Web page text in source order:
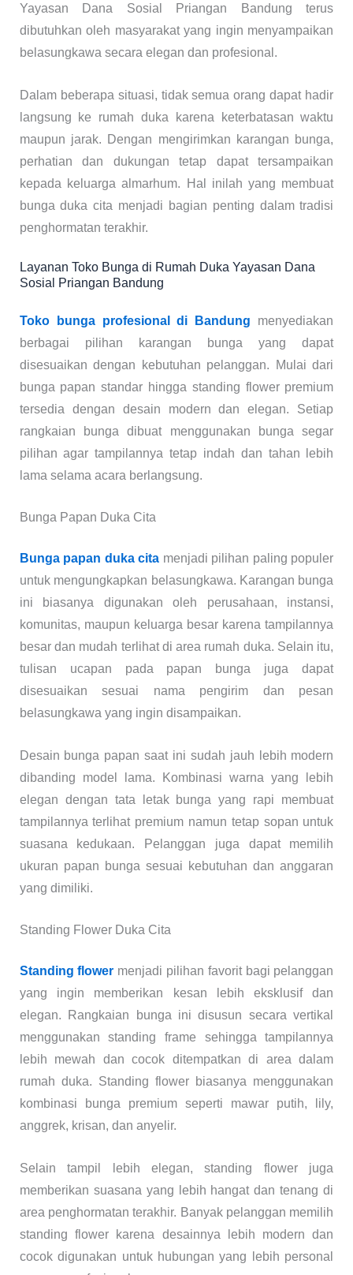
Yayasan Dana Sosial Priangan Bandung terus
dibutuhkan oleh masyarakat yang ingin menyampaikan
belasungkawa secara elegan dan profesional.
Dalam beberapa situasi, tidak semua orang dapat hadir
langsung ke rumah duka karena keterbatasan waktu
maupun jarak. Dengan mengirimkan karangan bunga,
perhatian dan dukungan tetap dapat tersampaikan
kepada keluarga almarhum. Hal inilah yang membuat
bunga duka cita menjadi bagian penting dalam tradisi
penghormatan terakhir.
Layanan Toko Bunga di Rumah Duka Yayasan Dana
Sosial Priangan Bandung
Toko bunga profesional di Bandung menyediakan
berbagai pilihan karangan bunga yang dapat
disesuaikan dengan kebutuhan pelanggan. Mulai dari
bunga papan standar hingga standing flower premium
tersedia dengan desain modern dan elegan. Setiap
rangkaian bunga dibuat menggunakan bunga segar
pilihan agar tampilannya tetap indah dan tahan lebih
lama selama acara berlangsung.
Bunga Papan Duka Cita
Bunga papan duka cita menjadi pilihan paling populer
untuk mengungkapkan belasungkawa. Karangan bunga
ini biasanya digunakan oleh perusahaan, instansi,
komunitas, maupun keluarga besar karena tampilannya
besar dan mudah terlihat di area rumah duka. Selain itu,
tulisan ucapan pada papan bunga juga dapat
disesuaikan sesuai nama pengirim dan pesan
belasungkawa yang ingin disampaikan.
Desain bunga papan saat ini sudah jauh lebih modern
dibanding model lama. Kombinasi warna yang lebih
elegan dengan tata letak bunga yang rapi membuat
tampilannya terlihat premium namun tetap sopan untuk
suasana kedukaan. Pelanggan juga dapat memilih
ukuran papan bunga sesuai kebutuhan dan anggaran
yang dimiliki.
Standing Flower Duka Cita
Standing flower menjadi pilihan favorit bagi pelanggan
yang ingin memberikan kesan lebih eksklusif dan
elegan. Rangkaian bunga ini disusun secara vertikal
menggunakan standing frame sehingga tampilannya
lebih mewah dan cocok ditempatkan di area dalam
rumah duka. Standing flower biasanya menggunakan
kombinasi bunga premium seperti mawar putih, lily,
anggrek, krisan, dan anyelir.
Selain tampil lebih elegan, standing flower juga
memberikan suasana yang lebih hangat dan tenang di
area penghormatan terakhir. Banyak pelanggan memilih
standing flower karena desainnya lebih modern dan
cocok digunakan untuk hubungan yang lebih personal